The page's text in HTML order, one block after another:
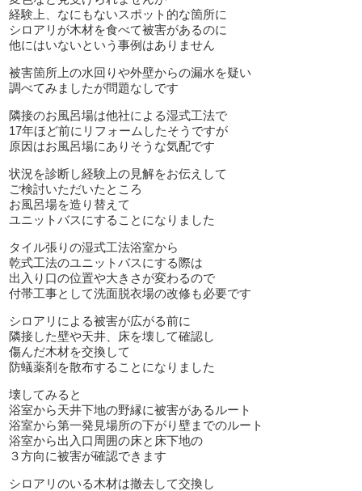
経験上、なにもないスポット的な箇所に
シロアリが木材を食べて被害があるのに
他にはいないという事例はありません
被害箇所上の水回りや外壁からの漏水を疑い
調べてみましたが問題なしです
隣接のお風呂場は他社による湿式工法で
17年ほど前にリフォームしたそうですが
原因はお風呂場にありそうな気配です
状況を診断し経験上の見解をお伝えして
ご検討いただいたところ
お風呂場を造り替えて
ユニットバスにすることになりました
タイル張りの湿式工法浴室から
乾式工法のユニットバスにする際は
出入り口の位置や大きさが変わるので
付帯工事として洗面脱衣場の改修も必要です
シロアリによる被害が広がる前に
隣接した壁や天井、床を壊して確認し
傷んだ木材を交換して
防蟻薬剤を散布することになりました
壊してみると
浴室から天井下地の野縁に被害があるルート
浴室から第一発見場所の下がり壁までのルート
浴室から出入口周囲の床と床下地の
３方向に被害が確認できます
シロアリのいる木材は撤去して交換し